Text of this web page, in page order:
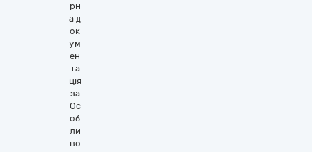
рн
а д
ок
ум
ен
та
ція
за
Ос
об
ли
во